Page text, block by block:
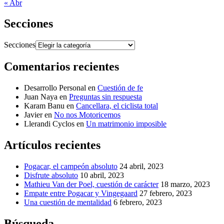
« Abr
Secciones
Secciones
Comentarios recientes
Desarrollo Personal en Cuestión de fe
Juan Naya en Preguntas sin respuesta
Karam Banu en Cancellara, el ciclista total
Javieren No nos Motoricemos
Llerandi Cyclos en Un matrimonio imposible
Artículos recientes
Pogacar, el campeón absoluto 24 abril, 2023
Disfrute absoluto 10 abril, 2023
Mathieu Van der Poel, cuestión de carácter 18 marzo, 2023
Empate entre Pogacar y Vingegaard 27 febrero, 2023
Una cuestión de mentalidad 6 febrero, 2023